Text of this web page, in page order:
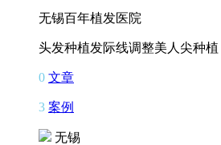
无锡百年植发医院
头发种植发际线调整美人尖种植
0 文章
3 案例
无锡